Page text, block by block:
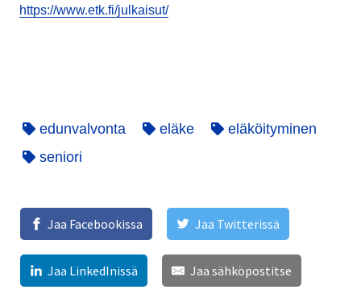
https://www.etk.fi/julkaisut/
edunvalvonta eläke
eläköityminen
seniori
Jaa Facebookissa Jaa Twitterissä
Jaa LinkedInissä Jaa sähköpostitse